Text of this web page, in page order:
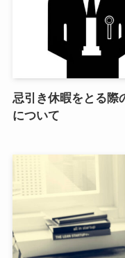
忌引き休暇をとる際
について